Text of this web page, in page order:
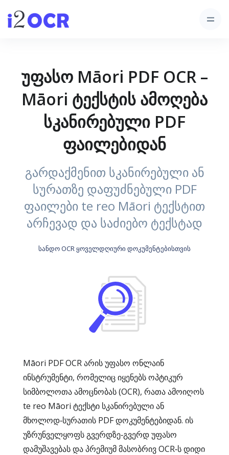
უფასო Māori PDF OCR –
Māori ტექსტის ამოღება
სკანირებული PDF
ფაილებიდან
გარდაქმენით სკანირებული ან
სურათზე დაფუძნებული PDF
ფაილები te reo Māori ტექსტით
არჩევად და საძიებო ტექსტად
სანდო OCR ყოველდღიური დოკუმენტებისთვის
Māori PDF OCR არის უფასო ონლაინ
ინსტრუმენტი, რომელიც იყენებს ოპტიკურ
სიმბოლოთა ამოცნობას (OCR), რათა ამოიღოს
te reo Māori ტექსტი სკანირებული ან
მხოლოდ‑სურათის PDF დოკუმენტებიდან. ის
უზრუნველყოფს გვერდზე‑გვერდ უფასო
დამუშავებას და პრემიუმ მასობრივ OCR‑ს დიდი